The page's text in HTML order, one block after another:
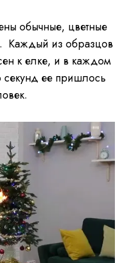
обычные, цветные
Каждый из образцов
к елке, и в каждом
секунд ее пришлось